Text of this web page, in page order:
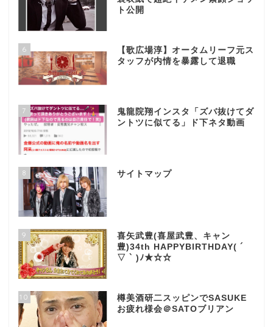
ト公開
6
【歌広場淳】オータムリーフ元ス
タッフが内情を暴露して退職
7
鬼龍院翔インスタ「ズバ抜けてダ
ントツに似てる」ド下ネタ動画
8 サイトマップ
9
喜矢武豊(喜屋武豊、キャン
豊)34th HAPPYBIRTHDAY( ´
▽ ` )ﾉ★☆☆
10
樽美酒研二スッピンでSASUKE
お疲れ様会＠SATOブリアン